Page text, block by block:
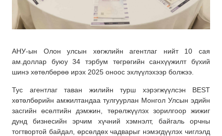
АНУ-ын Олон улсын хөгжлийн агентлаг нийт 10 сая
ам.доллар буюу 34 тэрбум төгрөгийн санхүүжилт бүхий
шинэ хөтөлбөрөө ирэх 2025 оноос эхлүүлэхээр болжээ.
Тус агентлаг таван жилийн турш хэрэгжүүлсэн BEST
хөтөлбөрийн амжилтандаа тулгуурлан Монгол Улсын эдийн
засгийн өсөлтийн дэмжин, төрөлжүүлэх зорилгоор жижиг
дунд бизнесийн эрчим хүчний хэмнэлт, байгаль орчны
тогтвортой байдал, өрсөлдөх чадварыг нэмэгдүүлэх чиглэлд